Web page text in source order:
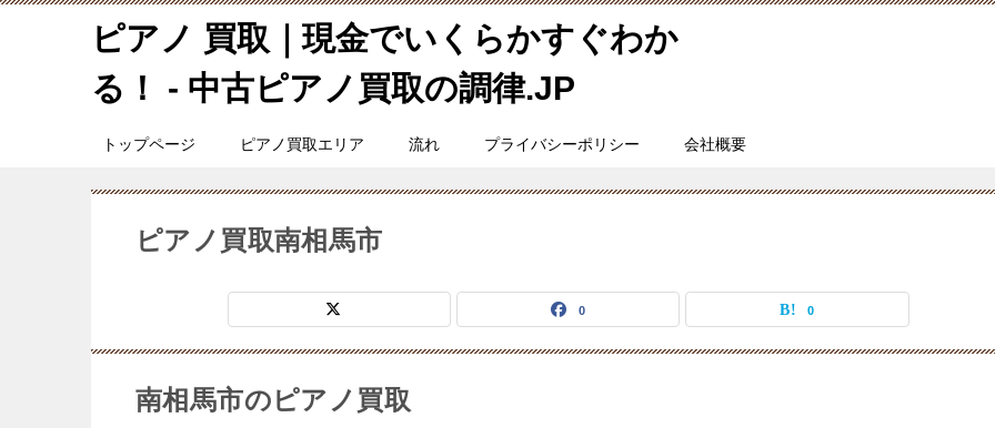
ピアノ 買取｜現金でいくらかすぐわか
る！ - 中古ピアノ買取の調律.JP
トップページ ピアノ買取エリア 流れ プライバシーポリシー 会社概要
ピアノ買取南相馬市
0 0
南相馬市のピアノ買取